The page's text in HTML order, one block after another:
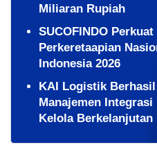
Miliaran Rupiah
SUCOFINDO
Perkeretaapian
Indonesia 2026
KAI Logistik
Manajemen Integrasi
Kelola Berkelanjutan